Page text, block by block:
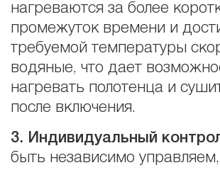
нагреваются за более
промежуток времени и
требуемой температуры
водяные, что дает
нагревать полотенца и
после включения.
3. Индивидуальный
быть независимо управляем,